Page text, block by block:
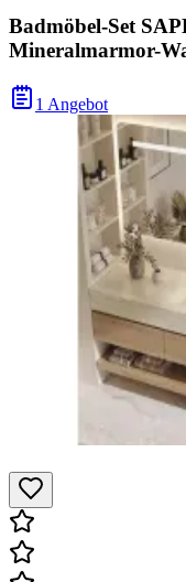
Badmöbel-Set
Mineralmarmor-
1 Angebot